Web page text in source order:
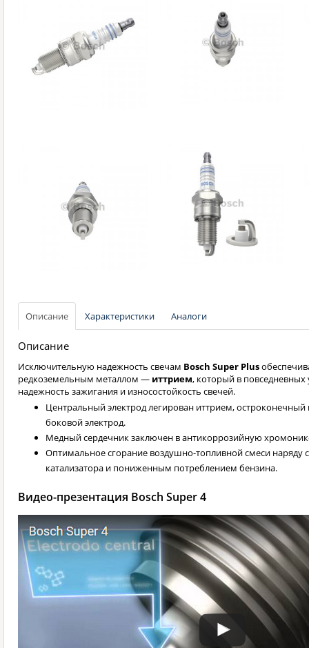
Описание Характеристики Аналоги
Описание
Исключительную надежность свечам Bosch Super Plus
редкоземельным металлом — иттрием, который в
надежность зажигания и износостойкость свечей.
Центральный электрод легирован иттрием,
боковой электрод.
Медный сердечник заключен в антикоррозийную
Оптимальное сгорание воздушно-топливной смеси
катализатора и пониженным потреблением бензина.
Видео-презентация Bosch Super 4